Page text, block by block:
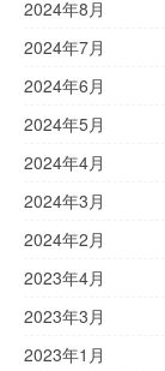
2024年8月
2024年7月
2024年6月
2024年5月
2024年4月
2024年3月
2024年2月
2023年4月
2023年3月
2023年1月